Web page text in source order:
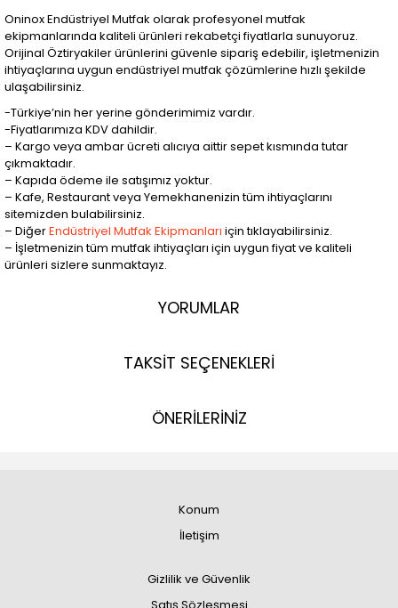
Oninox Endüstriyel Mutfak olarak profesyonel mutfak
ekipmanlarında kaliteli ürünleri rekabetçi fiyatlarla sunuyoruz.
Orijinal Öztiryakiler ürünlerini güvenle sipariş edebilir, işletmenizin
ihtiyaçlarına uygun endüstriyel mutfak çözümlerine hızlı şekilde
ulaşabilirsiniz.
-Türkiye’nin her yerine gönderimimiz vardır.
-Fiyatlarımıza KDV dahildir.
– Kargo veya ambar ücreti alıcıya aittir sepet kısmında tutar
çıkmaktadır.
– Kapıda ödeme ile satışımız yoktur.
– Kafe, Restaurant veya Yemekhanenizin tüm ihtiyaçlarını
sitemizden bulabilirsiniz.
– DiğerEndüstriyel Mutfak Ekipmanları için tıklayabilirsiniz.
– İşletmenizin tüm mutfak ihtiyaçları için uygun fiyat ve kaliteli
ürünleri sizlere sunmaktayız.
YORUMLAR
TAKSİT SEÇENEKLERİ
ÖNERİLERİNİZ
Konum
İletişim
Gizlilik ve Güvenlik